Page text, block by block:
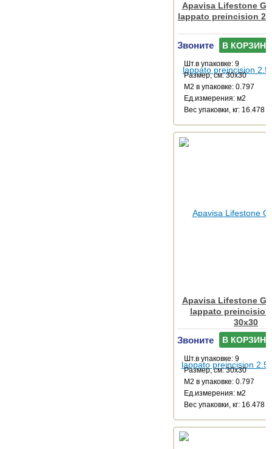
Apavisa Lifestone
lappato preincision
Звоните В КОРЗИНУ
Шт.в упаковке: 9
Размер, см: 30x30
М2 в упаковке: 0.797
Ед.измерения: м2
Веc упаковки, кг: 16.478
Apavisa Lifestone
lappato preincision
30x30
Звоните В КОРЗИНУ
Шт.в упаковке: 9
Размер, см: 30x30
М2 в упаковке: 0.797
Ед.измерения: м2
Веc упаковки, кг: 16.478